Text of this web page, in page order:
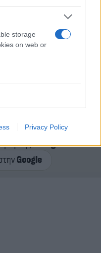
storage
on web or
Privacy Policy
τον πρωθυπουργό
τηςGoogle